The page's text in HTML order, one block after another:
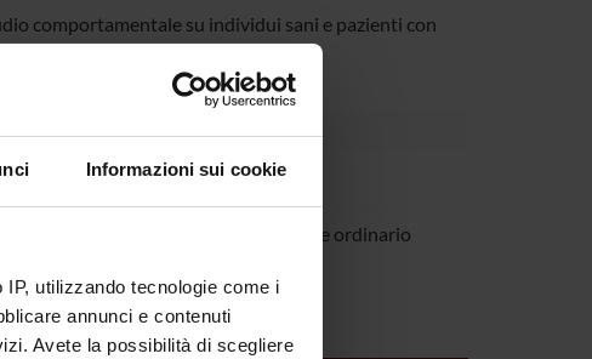
Informazioni sui cookie
utilizzando tecnologie come i
annunci e contenuti
Avete la possibilità di scegliere
comportamentale su individui sani e pazienti con
Golzar
Professore ordinario